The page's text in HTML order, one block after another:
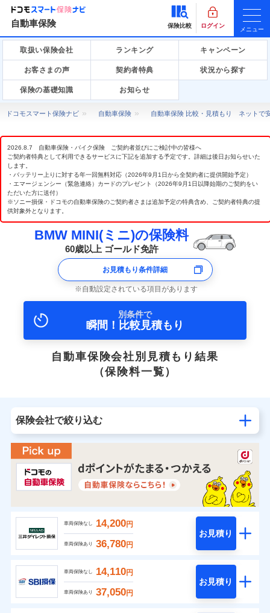
自動車保険 保険比較 ログイン
メニュー
取扱い保険会社 ランキング キャンペーン
お客さまの声 契約者特典 状況から探す
保険の基礎知識 お知らせ
ドコモスマート保険ナビ 自動車保険 自動車保険 比較・見積もり ネットで
2026.8.7 自動車保険・バイク保険 ご契約者並びにご検討中の皆様へ
ご契約者特典として利用できるサービスに下記を追加する予定です。詳細は後日お知らせいた
します。
・バッテリー上りに対する年一回無料対応（2026年9月1日から全契約者に提供開始予定）
・エマージェンシー（緊急連絡）カードのプレゼント（2026年9月1日以降始期のご契約をい
ただいた方に送付）
※ソニー損保・ドコモの自動車保険のご契約者さまは追加予定の特典含め、ご契約者特典の提
供対象外となります。
BMW MINI(ミニ)の保険料
60歳以上 ゴールド免許
お見積もり条件詳細
自動設定されている項目があります
別条件で
瞬間！比較見積もり
自動車保険会社別見積もり結果
（保険料一覧）
保険会社で絞り込む
車両保険なし 14,200円
車両保険あり 36,780円
お見積り
車両保険なし 14,110円
車両保険あり 37,050円
お見積り